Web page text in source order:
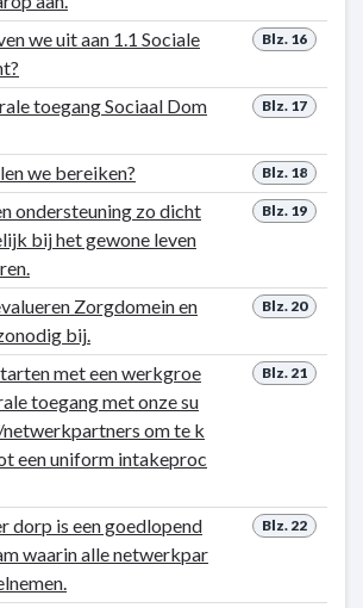
Blz. 16
we uit aan 1.1 Sociale
Blz. 17
toegang Sociaal Dom
Blz. 18
we bereiken?
Blz. 19
ondersteuning zo dicht
bij het gewone leven
Blz. 20
Zorgdomein en
bij.
Blz. 21
met een werkgroe
toegang met onze su
om te k
een uniform intakeproc
Blz. 22
dorp is een goedlopend
waarin alle netwerkpar